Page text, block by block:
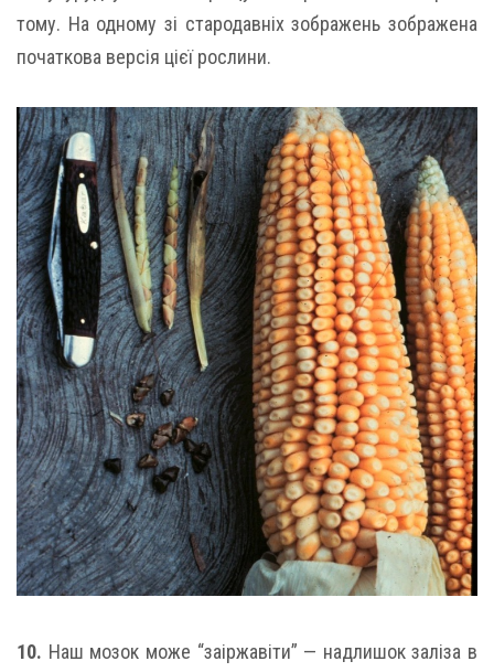
тому. На одному зі стародавніх зображень зображена
початкова версія цієї рослини.
10. Наш мозок може “заіржавіти” — надлишок заліза в